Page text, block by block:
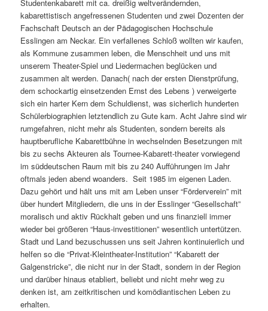
Studentenkabarett mit ca. dreißig weltverändernden,
kabarettistisch angefressenen Studenten und zwei Dozenten der
Fachschaft Deutsch an der Pädagogischen Hochschule
Esslingen am Neckar. Ein verfallenes Schloß wollten wir kaufen,
als Kommune zusammen leben, die Menschheit und uns mit
unserem Theater-Spiel und Liedermachen beglücken und
zusammen alt werden. Danach( nach der ersten Dienstprüfung,
dem schockartig einsetzenden Ernst des Lebens ) verweigerte
sich ein harter Kern dem Schuldienst, was sicherlich hunderten
Schülerbiographien letztendlich zu Gute kam. Acht Jahre sind wir
rumgefahren, nicht mehr als Studenten, sondern bereits als
hauptberufliche Kabarettbühne in wechselnden Besetzungen mit
bis zu sechs Akteuren als Tournee-Kabarett-theater vorwiegend
im süddeutschen Raum mit bis zu 240 Aufführungen im Jahr
oftmals jeden abend woanders. Seit 1985 im eigenen Laden.
Dazu gehört und hält uns mit am Leben unser “Förderverein” mit
über hundert Mitgliedern, die uns in der Esslinger “Gesellschaft”
moralisch und aktiv Rückhalt geben und uns finanziell immer
wieder bei größeren “Haus-investitionen” wesentlich untertützen.
Stadt und Land bezuschussen uns seit Jahren kontinuierlich und
helfen so die “Privat-Kleintheater-Institution” “Kabarett der
Galgenstricke”, die nicht nur in der Stadt, sondern in der Region
und darüber hinaus etabliert, beliebt und nicht mehr weg zu
denken ist, am zeitkritischen und komödiantischen Leben zu
erhalten.